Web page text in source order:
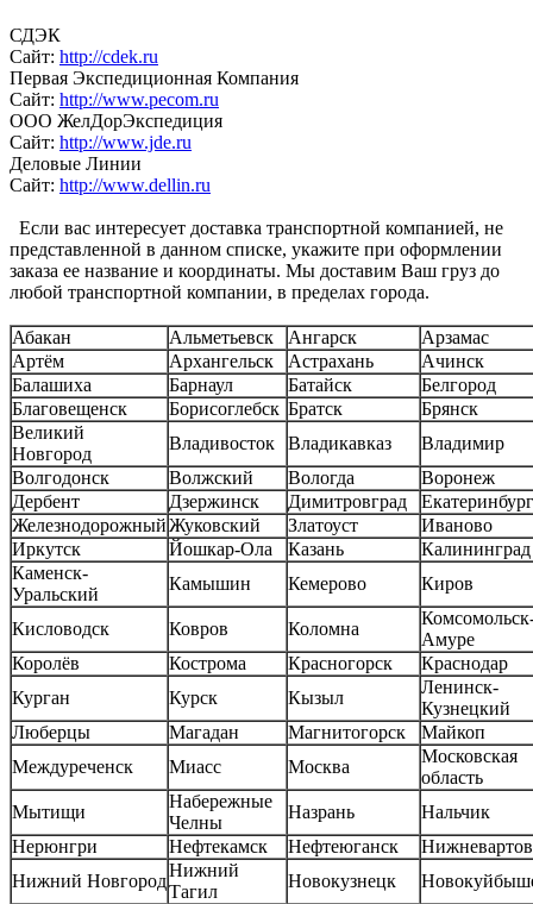
СДЭК
Сайт: http://cdek.ru
Первая Экспедиционная Компания
Сайт: http://www.pecom.ru
ООО ЖелДорЭкспедиция
Сайт: http://www.jde.ru
Деловые Линии
Сайт: http://www.dellin.ru
Если вас интересует доставка транспортной компанией, не
представленной в данном списке, укажите при оформлении
заказа ее название и координаты. Мы доставим Ваш груз до
любой транспортной компании, в пределах города.
Абакан Альметьевск Ангарск
Арзамас
Артём
Архангельск Астрахань
Ачинск
Балашиха
Барнаул Батайск
Белгород
Благовещенск
Борисоглебск Братск
Брянск
Великий
Новгород
Владивосток Владикавказ
Владимир
Волгодонск
Волжский Вологда
Воронеж
Дербент
Дзержинск Димитровград
Екатеринбург
ЖелезнодорожныйЖуковский Златоуст
Иваново
Иркутск
Йошкар-Ола Казань
Калининград
Каменск-
Уральский
Камышин Кемерово Киров
Кисловодск Ковров Коломна
Амуре
Королёв
Кострома Красногорск
Краснодар
Курган
Курск Кызыл
Ленинск-
Кузнецкий
Люберцы
Магадан Магнитогорск
Майкоп
Междуреченск
Миасс Москва
Московская
область
Мытищи
Набережные
Челны
Назрань
Нальчик
Нерюнгри
Нефтекамск Нефтеюганск
Нижний Новгород
Нижний
Тагил
Новокузнецк